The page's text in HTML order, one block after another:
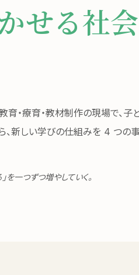
せる社
育・療育・教材制作の現場で、子
、新しい学びの仕組みを 4 つの
を一つずつ増やしていく。